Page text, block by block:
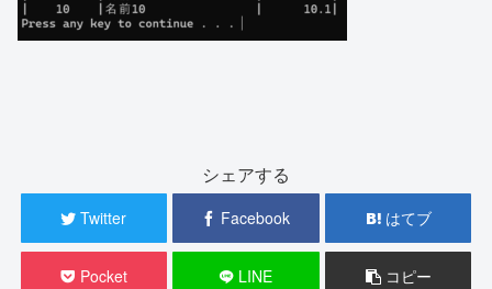
シェアする
Twitter Facebook はてブ
Pocket LINE コピー